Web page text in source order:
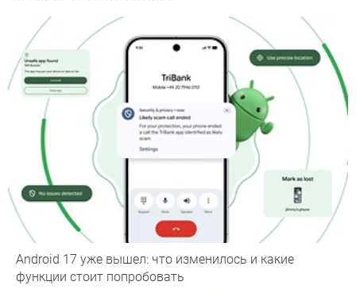
Android 17 уже вышел: что изменилось и какие
функции стоит попробовать